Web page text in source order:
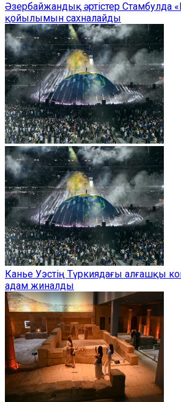
Әзербайжандық әртістер Стамбулда
қойылымын сахналайды
Канье Уэстің Түркиядағы алғашқы
адам жиналды